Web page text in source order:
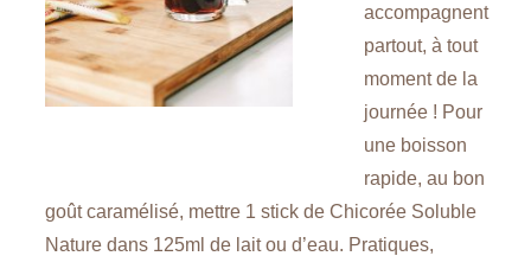
accompagnent
partout, à tout
moment de la
journée ! Pour
une boisson
rapide, au bon
goût caramélisé, mettre 1 stick de Chicorée Soluble
Nature dans 125ml de lait ou d’eau. Pratiques,